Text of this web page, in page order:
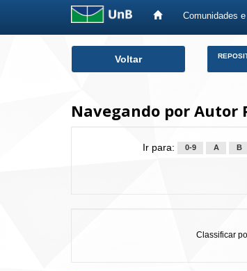
Comunidades
Voltar
Navegando por Autor
Ir para: 0-9 A B
Classificar